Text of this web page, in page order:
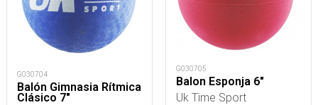
G030704
Balón Gimnasia Rítmica
Clásico 7"
G030705
Balon Esponja 6"
Uk Time Sport